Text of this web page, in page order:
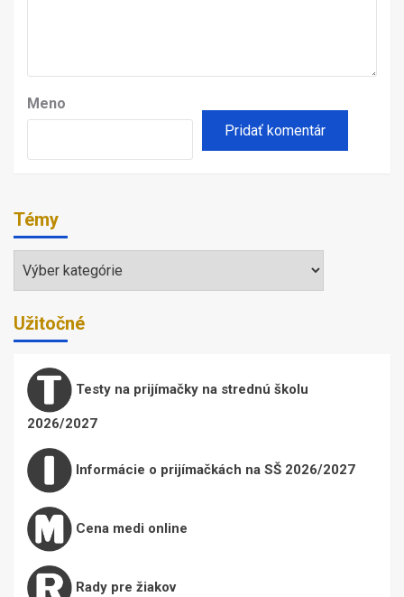
Meno
Témy
Témy
Užitočné
Testy na prijímačky na strednú školu
2026/2027
Informácie o prijímačkách na SŠ 2026/2027
Cena medi online
Rady pre žiakov